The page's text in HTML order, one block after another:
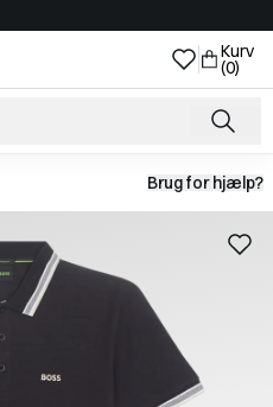
Kurv
(0)
Brug for hjælp?